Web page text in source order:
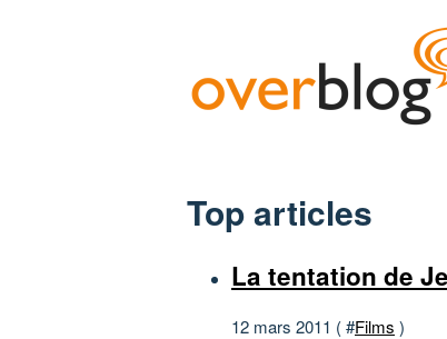
Top articles
La tentation de
12 mars 2011 ( #Films )